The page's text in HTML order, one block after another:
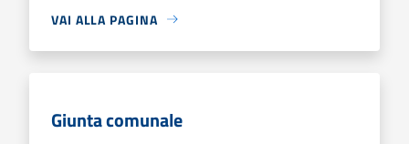
VAI ALLA PAGINA
Giunta comunale